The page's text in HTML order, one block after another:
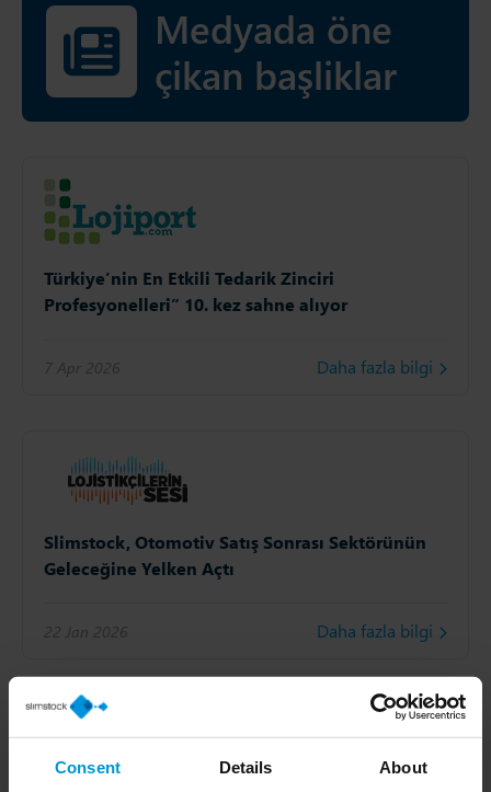
Consent Details About
Medyada öne
çikan başliklar
Türkiye’nin En Etkili Tedarik Zinciri
Profesyonelleri” 10. kez sahne alıyor
7 Apr 2026 Daha fazla bilgi
Slimstock, Otomotiv Satış Sonrası Sektörünün
Geleceğine Yelken Açtı
22 Jan 2026 Daha fazla bilgi
Türkiye'nin En Etkin Tedarik Zinciri Yöneticileri